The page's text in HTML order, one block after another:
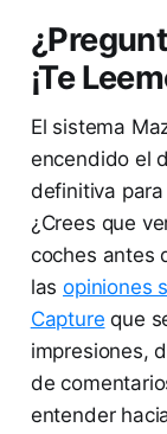
¡Te
El sistema
encendido el
definitiva
¿Crees que
coches antes
lasopiniones
Capture que
impresiones,
de
entender